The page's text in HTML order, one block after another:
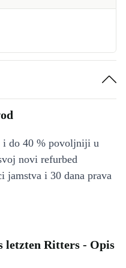
i do 40 % povoljniji u
novi refurbed
jamstva i 30 dana prava
letzten Ritters - Opis